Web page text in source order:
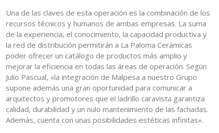
Una de las claves de esta operación es la combinación de los
recursos técnicos y humanos de ambas empresas. La suma
de la experiencia, el conocimiento, la capacidad productiva y
la red de distribución permitirán a La Paloma Cerámicas
poder ofrecer un catálogo de productos más amplio y
mejorar la eficiencia en todas las áreas de operación. Según
Julio Pascual, «la integración de Malpesa a nuestro Grupo
supone además una gran oportunidad para comunicar a
arquitectos y promotores que el ladrillo caravista garantiza
calidad, durabilidad y un nulo mantenimiento de las fachadas.
Además, cuenta con unas posibilidades estéticas infinitas».